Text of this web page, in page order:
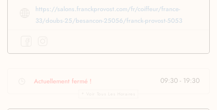
https://salons.franckprovost.com/fr/coiffeur/france-
33/doubs-25/besancon-25056/franck-provost-5053
Actuellement fermé ! 09:30 - 19:30